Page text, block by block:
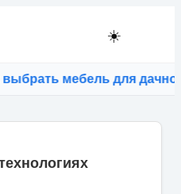
☀️
мебель для дачного